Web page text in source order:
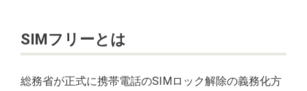
SIMフリーとは
総務省が正式に携帯電話のSIMロック解除の義務化方